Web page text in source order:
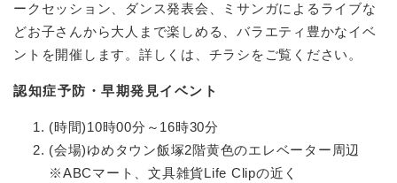
ークセッション、ダンス発表会、ミサンガによるライブな
どお子さんから大人まで楽しめる、バラエティ豊かなイベ
ントを開催します。詳しくは、チラシをご覧ください。
認知症予防・早期発見イベント
(時間)10時00分～16時30分
(会場)ゆめタウン飯塚2階黄色のエレベーター周辺
※ABCマート、文具雑貨Life Clipの近く